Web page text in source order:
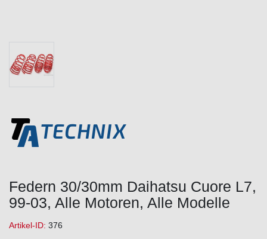
Federn 30/30mm Daihatsu Cuore L7,
99-03, Alle Motoren, Alle Modelle
Artikel-ID: 376